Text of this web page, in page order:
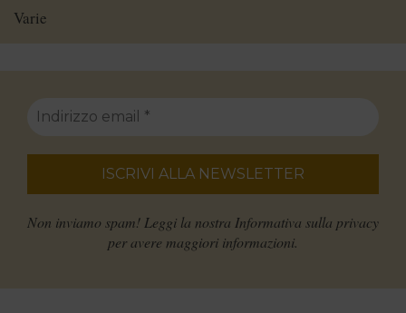
Varie
Non inviamo spam! Leggi la nostra Informativa sulla privacy
per avere maggiori informazioni.